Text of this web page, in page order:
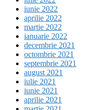
iunie 2022
aprilie 2022
martie 2022
ianuarie 2022
decembrie 2021
octombrie 2021
septembrie 2021
august 2021
iulie 2021
iunie 2021
aprilie 2021